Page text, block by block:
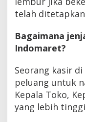
telah
Bagaimana
Indomaret?
Seorang kasir
peluang untuk
Kepala Toko,
yang lebih